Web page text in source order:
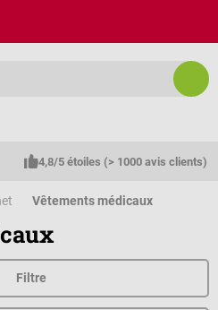
4,8/5 étoiles (> 1000 avis clients)
Vêtements médicaux
Filtre